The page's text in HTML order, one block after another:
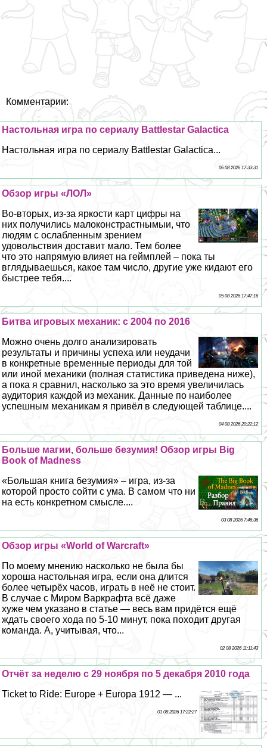
Комментарии:
Настольная игра по сериалу Battlestar Galactica
Настольная игра по сериалу Battlestar Galactica...
06 08 2026 17:33:31
Обзор игры «ЛОЛ»
Во-вторых, из-за яркости карт цифры на
них получились малоконстрастнымыи, что
людям с ослабленным зрением
удовольствия доставит мало. Тем более
что это напрямую влияет на гeймплей – пока ты
вглядываешься, какое там число, другие уже кидают его
быстрее тебя....
05 08 2026 17:47:16
Битва игровых механик: с 2004 по 2016
Можно очень долго анализировать
результаты и причины успеха или неудачи
в конкретные временные периоды для той
или иной механики (полная статистика приведена ниже),
а пока я сравнил, насколько за это время увеличилась
аудитория каждой из механик. Данные по наиболее
успешным механикам я привёл в следующей таблице....
04 08 2026 20:22:12
Больше магии, больше безумия! Обзор игры Big
Book of Madness
«Большая книга безумия» – игра, из-за
которой просто сойти с ума. В самом что ни
на есть конкретном смысле....
03 08 2026 7:46:36
Обзор игры «World of Warcraft»
По моему мнению насколько не была бы
хороша настольная игра, если она длится
более четырёх часов, играть в неё не стоит.
В случае с Миром Варкрафта всё даже
хуже чем указано в статье — весь вам придётся ещё
ждать своего хода по 5-10 минут, пока походит другая
комaнда. А, учитывая, что...
02 08 2026 11:11:43
Отчёт за неделю с 29 ноября по 5 декабря 2010 года
Ticket to Ride: Europe + Europa 1912 — ...
01 08 2026 17:22:27